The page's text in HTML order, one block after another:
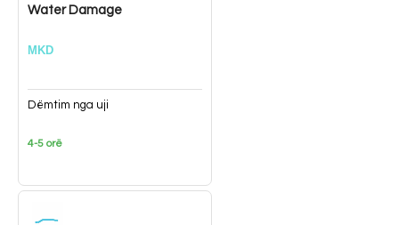
Water Damage
MKD
Dëmtim nga uji
4-5 orë